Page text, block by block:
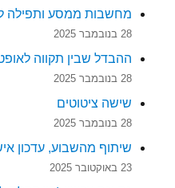
מחשבות ממסע ותפילה
28 בנובמבר 2025
ההבדל שבין תקווה
28 בנובמבר 2025
שישה ציטוטים
28 בנובמבר 2025
שיתוף מהשבוע, עדכון
23 באוקטובר 2025